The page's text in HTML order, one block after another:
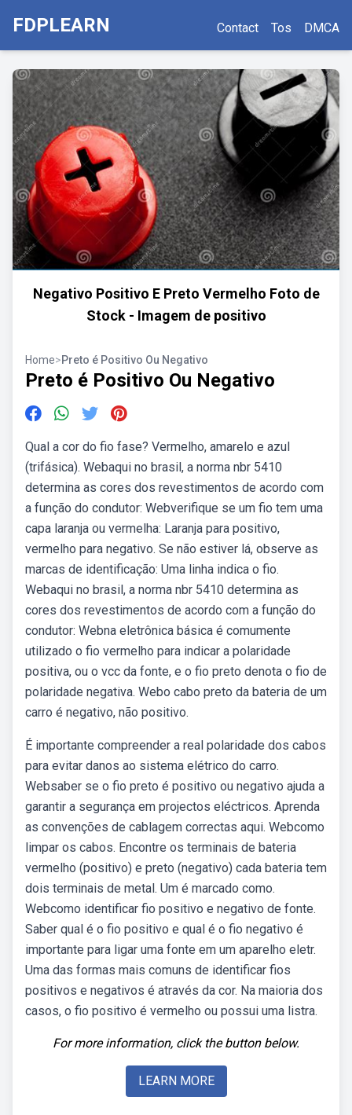
FDPLEARN Contact Tos DMCA
Negativo Positivo E Preto Vermelho Foto de
Stock - Imagem de positivo
Home>Preto é Positivo Ou Negativo
Preto é Positivo Ou Negativo
Qual a cor do fio fase? Vermelho, amarelo e azul
(trifásica). Webaqui no brasil, a norma nbr 5410
determina as cores dos revestimentos de acordo com
a função do condutor: Webverifique se um fio tem uma
capa laranja ou vermelha: Laranja para positivo,
vermelho para negativo. Se não estiver lá, observe as
marcas de identificação: Uma linha indica o fio.
Webaqui no brasil, a norma nbr 5410 determina as
cores dos revestimentos de acordo com a função do
condutor: Webna eletrônica básica é comumente
utilizado o fio vermelho para indicar a polaridade
positiva, ou o vcc da fonte, e o fio preto denota o fio de
polaridade negativa. Webo cabo preto da bateria de um
carro é negativo, não positivo.
É importante compreender a real polaridade dos cabos
para evitar danos ao sistema elétrico do carro.
Websaber se o fio preto é positivo ou negativo ajuda a
garantir a segurança em projectos eléctricos. Aprenda
as convenções de cablagem correctas aqui. Webcomo
limpar os cabos. Encontre os terminais de bateria
vermelho (positivo) e preto (negativo) cada bateria tem
dois terminais de metal. Um é marcado como.
Webcomo identificar fio positivo e negativo de fonte.
Saber qual é o fio positivo e qual é o fio negativo é
importante para ligar uma fonte em um aparelho eletr.
Uma das formas mais comuns de identificar fios
positivos e negativos é através da cor. Na maioria dos
casos, o fio positivo é vermelho ou possui uma listra.
For more information, click the button below.
LEARN MORE